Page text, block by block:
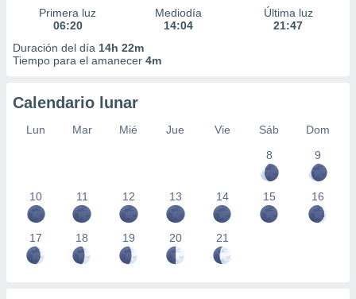
Primera luz
06:20
Mediodía
14:04
Última luz
21:47
Duración del día 14h 22m
Tiempo para el amanecer 4m
Calendario lunar
Lun Mar Mié Jue Vie Sáb
Dom
8
9
10 11 12 13 14 15 16
17 18 19 20 21